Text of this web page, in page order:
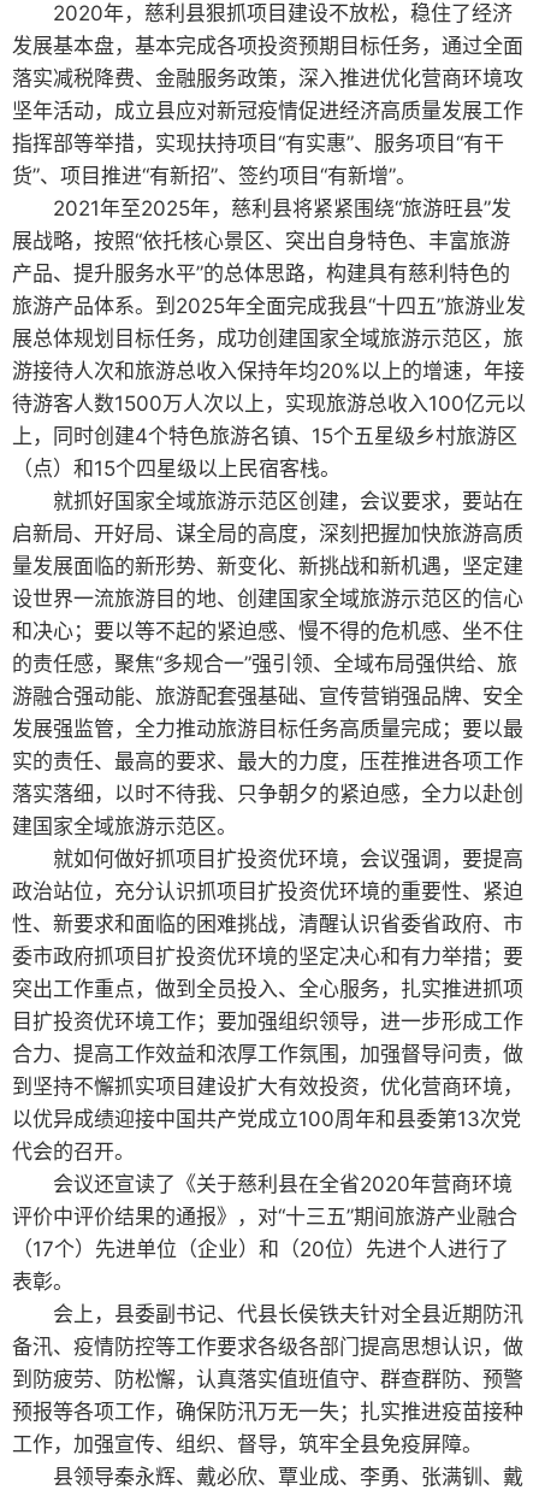
2020年，慈利县狠抓项目建设不放松，稳住了经济
发展基本盘，基本完成各项投资预期目标任务，通过全面
落实减税降费、金融服务政策，深入推进优化营商环境攻
坚年活动，成立县应对新冠疫情促进经济高质量发展工作
指挥部等举措，实现扶持项目“有实惠”、服务项目“有干
货”、项目推进“有新招”、签约项目“有新增”。
2021年至2025年，慈利县将紧紧围绕“旅游旺县”发
展战略，按照“依托核心景区、突出自身特色、丰富旅游
产品、提升服务水平”的总体思路，构建具有慈利特色的
旅游产品体系。到2025年全面完成我县“十四五”旅游业发
展总体规划目标任务，成功创建国家全域旅游示范区，旅
游接待人次和旅游总收入保持年均20%以上的增速，年接
待游客人数1500万人次以上，实现旅游总收入100亿元以
上，同时创建4个特色旅游名镇、15个五星级乡村旅游区
（点）和15个四星级以上民宿客栈。
就抓好国家全域旅游示范区创建，会议要求，要站在
启新局、开好局、谋全局的高度，深刻把握加快旅游高质
量发展面临的新形势、新变化、新挑战和新机遇，坚定建
设世界一流旅游目的地、创建国家全域旅游示范区的信心
和决心；要以等不起的紧迫感、慢不得的危机感、坐不住
的责任感，聚焦“多规合一”强引领、全域布局强供给、旅
游融合强动能、旅游配套强基础、宣传营销强品牌、安全
发展强监管，全力推动旅游目标任务高质量完成；要以最
实的责任、最高的要求、最大的力度，压茬推进各项工作
落实落细，以时不待我、只争朝夕的紧迫感，全力以赴创
建国家全域旅游示范区。
就如何做好抓项目扩投资优环境，会议强调，要提高
政治站位，充分认识抓项目扩投资优环境的重要性、紧迫
性、新要求和面临的困难挑战，清醒认识省委省政府、市
委市政府抓项目扩投资优环境的坚定决心和有力举措；要
突出工作重点，做到全员投入、全心服务，扎实推进抓项
目扩投资优环境工作；要加强组织领导，进一步形成工作
合力、提高工作效益和浓厚工作氛围，加强督导问责，做
到坚持不懈抓实项目建设扩大有效投资，优化营商环境，
以优异成绩迎接中国共产党成立100周年和县委第13次党
代会的召开。
会议还宣读了《关于慈利县在全省2020年营商环境
评价中评价结果的通报》，对“十三五”期间旅游产业融合
（17个）先进单位（企业）和（20位）先进个人进行了
表彰。
会上，县委副书记、代县长侯铁夫针对全县近期防汛
备汛、疫情防控等工作要求各级各部门提高思想认识，做
到防疲劳、防松懈，认真落实值班值守、群查群防、预警
预报等各项工作，确保防汛万无一失；扎实推进疫苗接种
工作，加强宣传、组织、督导，筑牢全县免疫屏障。
县领导秦永辉、戴必欣、覃业成、李勇、张满钏、戴